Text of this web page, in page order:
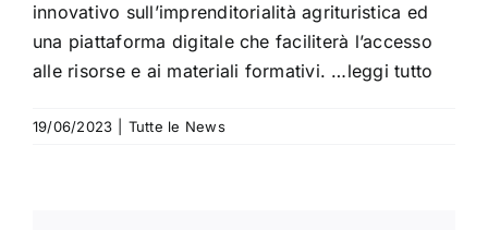
innovativo sull’imprenditorialità agrituristica ed
una piattaforma digitale che faciliterà l’accesso
alle risorse e ai materiali formativi. …leggi tutto
19/06/2023 Tutte le News